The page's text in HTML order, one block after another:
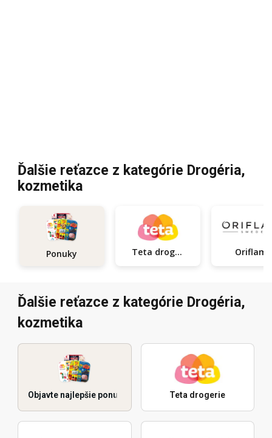
Ďalšie reťazce z kategórie Drogéria,
kozmetika
Ponuky Teta drogerie Oriflame
Ďalšie reťazce z kategórie Drogéria,
kozmetika
Objavte najlepšie ponuky Teta drogerie